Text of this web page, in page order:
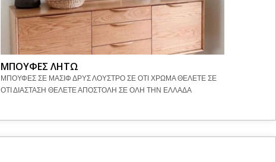
ΜΠΟΥΦΕΣ ΛΗΤΩ
ΜΠΟΥΦΕΣ ΣΕ ΜΑΣΙΦ ΔΡΥΣ ΛΟΥΣΤΡΟ ΣΕ ΟΤΙ ΧΡΩΜΑ ΘΕΛΕΤΕ ΣΕ
ΟΤΙ ΔΙΑΣΤΑΣΗ ΘΕΛΕΤΕ ΑΠΟΣΤΟΛΗ ΣΕ ΟΛΗ ΤΗΝ ΕΛΛΑΔΑ